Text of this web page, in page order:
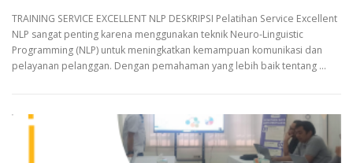
TRAINING SERVICE EXCELLENT NLP DESKRIPSI Pelatihan Service Excellent
NLP sangat penting karena menggunakan teknik Neuro-Linguistic
Programming (NLP) untuk meningkatkan kemampuan komunikasi dan
pelayanan pelanggan. Dengan pemahaman yang lebih baik tentang …